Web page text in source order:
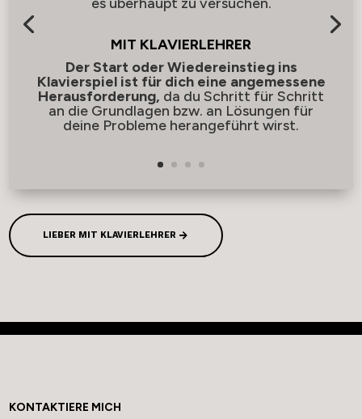
MIT KLAVIERLEHRER
Der Start oder Wiedereinstieg ins
Klavierspiel ist für dich eine angemessene
Herausforderung, da du Schritt für Schritt
an die Grundlagen bzw. an Lösungen für
deine Probleme herangeführt wirst.
LIEBER MIT KLAVIERLEHRER
KONTAKTIERE MICH